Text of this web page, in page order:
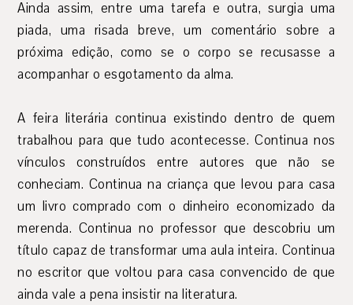
Ainda assim, entre uma tarefa e outra, surgia uma
piada, uma risada breve, um comentário sobre a
próxima edição, como se o corpo se recusasse a
acompanhar o esgotamento da alma.
A feira literária continua existindo dentro de quem
trabalhou para que tudo acontecesse. Continua nos
vínculos construídos entre autores que não se
conheciam. Continua na criança que levou para casa
um livro comprado com o dinheiro economizado da
merenda. Continua no professor que descobriu um
título capaz de transformar uma aula inteira. Continua
no escritor que voltou para casa convencido de que
ainda vale a pena insistir na literatura.